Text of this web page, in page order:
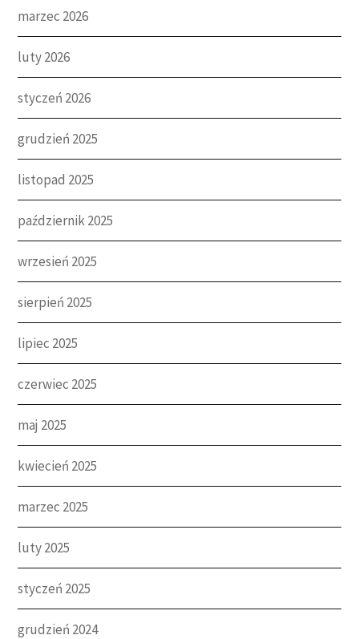
marzec 2026
luty 2026
styczeń 2026
grudzień 2025
listopad 2025
październik 2025
wrzesień 2025
sierpień 2025
lipiec 2025
czerwiec 2025
maj 2025
kwiecień 2025
marzec 2025
luty 2025
styczeń 2025
grudzień 2024